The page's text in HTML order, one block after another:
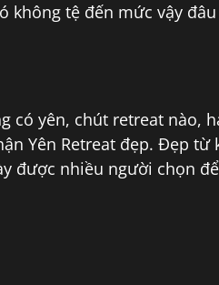
không tệ đến mức vậy
có yên, chút retreat nào,
Yên Retreat đẹp. Đẹp
được nhiều người chọn